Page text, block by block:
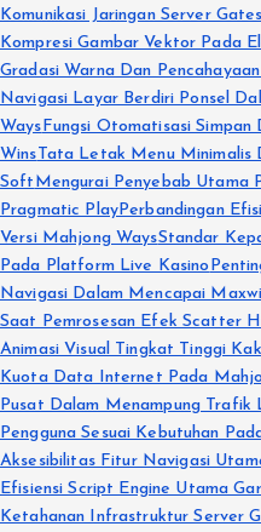
Komunikasi Jaringan Server
Kompresi Gambar Vektor Pada
Gradasi Warna Dan
Navigasi Layar Berdiri Ponsel
Ways Fungsi Otomatisasi
WinsTata Letak Menu Minimalis
Soft Mengurai Penyebab Utama
Pragmatic PlayPerbandingan
Versi Mahjong WaysStandar
Pada Platform Live Kasino
Navigasi Dalam Mencapai
Saat Pemrosesan Efek Scatter
Animasi Visual Tingkat Tinggi
Kuota Data Internet Pada
Pusat Dalam Menampung Trafik
Pengguna Sesuai Kebutuhan
Aksesibilitas Fitur Navigasi
Efisiensi Script Engine Utama
Ketahanan Infrastruktur Server